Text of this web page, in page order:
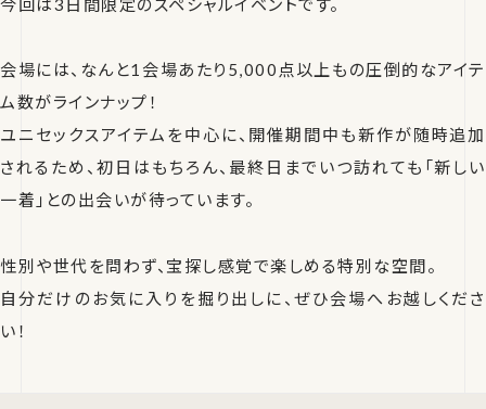
今回は3日間限定のスペシャルイベントです。
会場には、なんと1会場あたり5,000点以上もの圧倒的なアイテ
ム数がラインナップ！
ユニセックスアイテムを中心に、開催期間中も新作が随時追加
されるため、初日はもちろん、最終日までいつ訪れても「新しい
一着」との出会いが待っています。
性別や世代を問わず、宝探し感覚で楽しめる特別な空間。
自分だけのお気に入りを掘り出しに、ぜひ会場へお越しくださ
い！